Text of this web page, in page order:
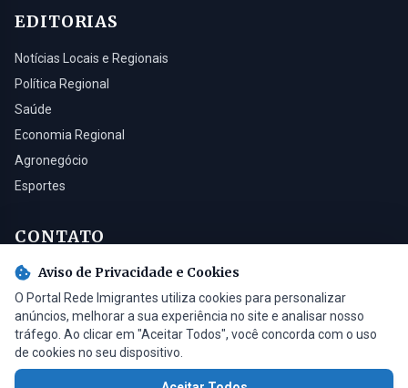
EDITORIAS
Notícias Locais e Regionais
Política Regional
Saúde
Economia Regional
Agronegócio
Esportes
CONTATO
Turvo - SC, 88930-000
(48) 3525-0321
contato@radioimigrantes.com.br
Aviso de Privacidade e Cookies
O Portal Rede Imigrantes utiliza cookies para personalizar
anúncios, melhorar a sua experiência no site e analisar nosso
tráfego. Ao clicar em "Aceitar Todos", você concorda com o uso
de cookies no seu dispositivo.